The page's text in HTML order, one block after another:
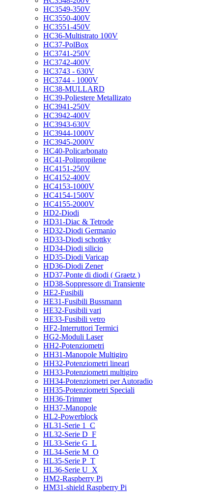
HC3549-350V
HC3550-400V
HC3551-450V
HC36-Multistrato 100V
HC37-PolBox
HC3741-250V
HC3742-400V
HC3743 - 630V
HC3744 - 1000V
HC38-MULLARD
HC39-Poliestere Metallizato
HC3941-250V
HC3942-400V
HC3943-630V
HC3944-1000V
HC3945-2000V
HC40-Policarbonato
HC41-Polipropilene
HC4151-250V
HC4152-400V
HC4153-1000V
HC4154-1500V
HC4155-2000V
HD2-Diodi
HD31-Diac & Tetrode
HD32-Diodi Germanio
HD33-Diodi schottky
HD34-Diodi silicio
HD35-Diodi Varicap
HD36-Diodi Zener
HD37-Ponte di diodi ( Graetz )
HD38-Soppressore di Transiente
HE2-Fusibili
HE31-Fusibili Bussmann
HE32-Fusibili vari
HE33-Fusibili vetro
HF2-Interruttori Termici
HG2-Moduli Laser
HH2-Potenziometri
HH31-Manopole Multigiro
HH32-Potenziometri lineari
HH33-Potenziometri multigiro
HH34-Potenziometri per Autoradio
HH35-Potenziometri Speciali
HH36-Trimmer
HH37-Manopole
HL2-Powerblock
HL31-Serie 1_C
HL32-Serie D_F
HL33-Serie G_L
HL34-Serie M_O
HL35-Serie P_T
HL36-Serie U_X
HM2-Raspberry Pi
HM31-shield Raspberry Pi